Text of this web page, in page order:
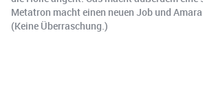
Metatron macht einen neuen Job und
(Keine Überraschung.)